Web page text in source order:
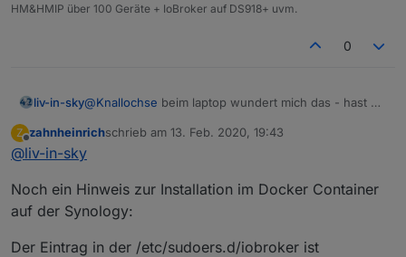
HM&HMIP über 100 Geräte + IoBroker auf DS918+ uvm.
0
liv-in-sky@Knallochse beim laptop wundert mich das - hast du
anderen scanner , der einen ping verhindern kann ?
Z
Offline
zahnheinrichschrieb am 13. Feb. 2020, 19:43
zuletzt editiert von
@liv-in-sky
Noch ein Hinweis zur Installation im Docker Container
auf der Synology:
Der Eintrag in der /etc/sudoers.d/iobroker ist